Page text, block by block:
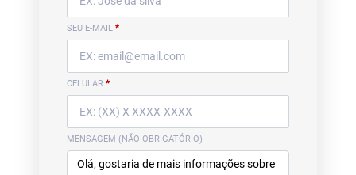
SEU E-MAIL *
CELULAR *
MENSAGEM (NÃO OBRIGATÓRIO)